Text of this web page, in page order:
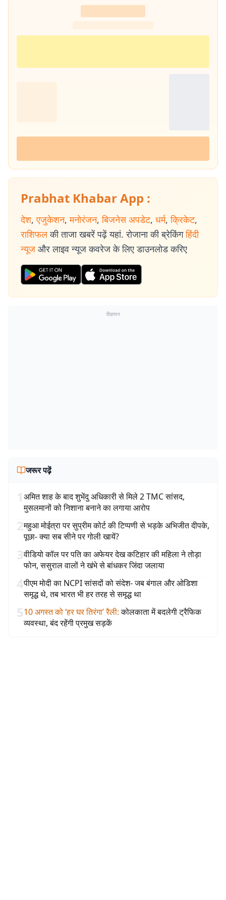
Prabhat Khabar App :
देश, एजुकेशन, मनोरंजन, बिजनेस अपडेट, धर्म, क्रिकेट,
राशिफल की ताजा खबरें पढ़ें यहां. रोजाना की ब्रेकिंग हिंदी
न्यूज और लाइव न्यूज कवरेज के लिए डाउनलोड करिए
विज्ञापन
जरूर पढ़ें
1अमित शाह के बाद शुभेंदु अधिकारी से मिले 2 TMC सांसद,
मुसलमानों को निशाना बनाने का लगाया आरोप
2महुआ मोईत्रा पर सुप्रीम कोर्ट की टिप्पणी से भड़के अभिजीत दीपके,
पूछा- क्या सब सीने पर गोली खायें?
3वीडियो कॉल पर पति का अफेयर देख कटिहार की महिला ने तोड़ा
फोन, ससुराल वालों ने खंभे से बांधकर जिंदा जलाया
4पीएम मोदी का NCPI सांसदों को संदेश- जब बंगाल और ओडिशा
समृद्ध थे, तब भारत भी हर तरह से समृद्ध था
510 अगस्त को ‘हर घर तिरंगा’ रैली: कोलकाता में बदलेगी ट्रैफिक
व्यवस्था, बंद रहेंगी प्रमुख सड़कें